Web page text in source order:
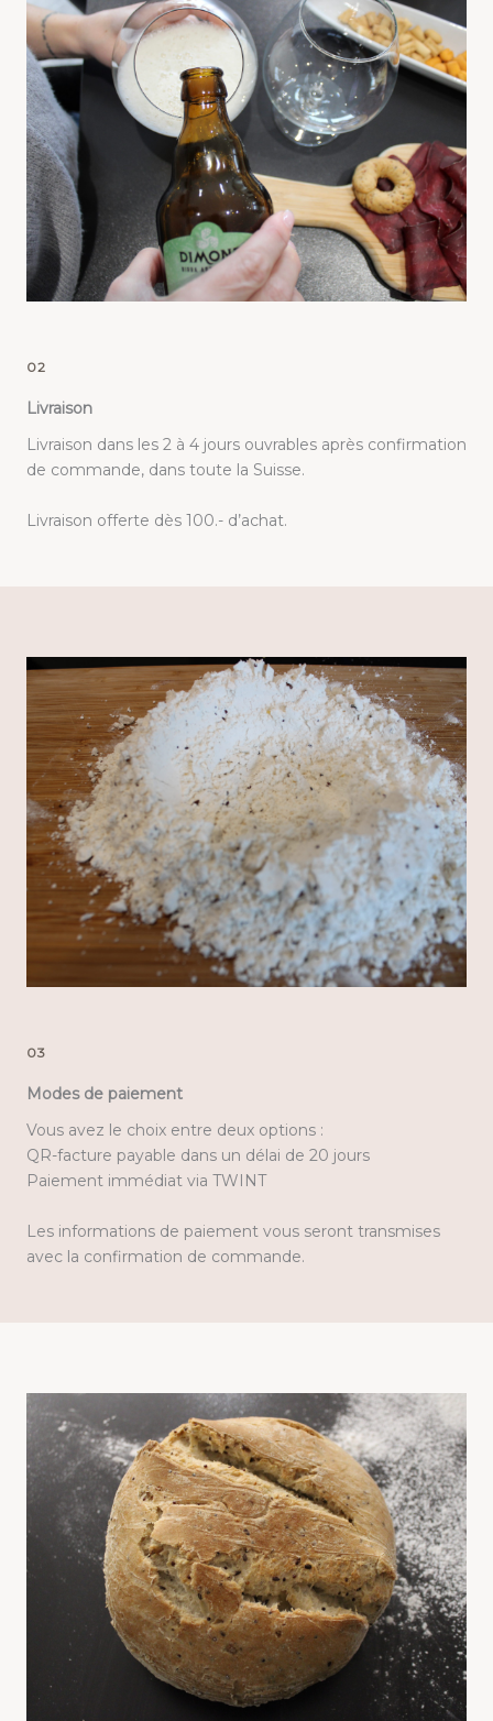
02
Livraison
Livraison dans les 2 à 4 jours ouvrables après confirmation
de commande, dans toute la Suisse.
Livraison offerte dès 100.- d’achat.
03
Modes de paiement
Vous avez le choix entre deux options :
QR-facture payable dans un délai de 20 jours
Paiement immédiat via TWINT
Les informations de paiement vous seront transmises
avec la confirmation de commande.